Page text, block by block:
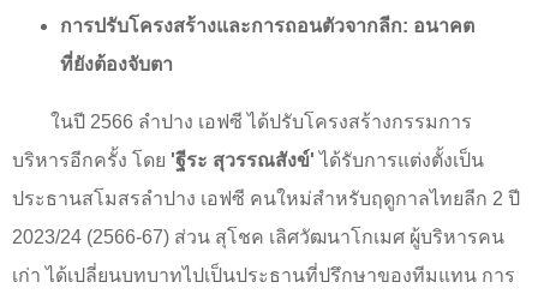
การปรับโครงสร้างและการถอนตัวจากลีก: อนาคต
ที่ยังต้องจับตา
ในปี 2566 ลำปาง เอฟซี ได้ปรับโครงสร้างกรรมการ
บริหารอีกครั้ง โดย 'ฐีระ สุวรรณสังข์' ได้รับการแต่งตั้งเป็น
ประธานสโมสรลำปาง เอฟซี คนใหม่สำหรับฤดูกาลไทยลีก 2 ปี
2023/24 (2566-67) ส่วน สุโชค เลิศวัฒนาโกเมศ ผู้บริหารคน
เก่า ได้เปลี่ยนบทบาทไปเป็นประธานที่ปรึกษาของทีมแทน การ